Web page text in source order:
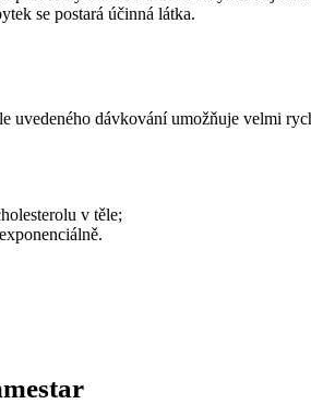
se postará účinná látka.
uvedeného dávkování umožňuje velmi
v těle;